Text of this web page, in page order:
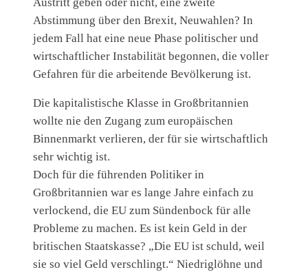
Abstimmung über den Brexit, Neuwahlen? In
jedem Fall hat eine neue Phase politischer und
wirtschaftlicher Instabilität begonnen, die voller
Gefahren für die arbeitende Bevölkerung ist.
Die kapitalistische Klasse in Großbritannien
wollte nie den Zugang zum europäischen
Binnenmarkt verlieren, der für sie wirtschaftlich
sehr wichtig ist.
Doch für die führenden Politiker in
Großbritannien war es lange Jahre einfach zu
verlockend, die EU zum Sündenbock für alle
Probleme zu machen. Es ist kein Geld in der
britischen Staatskasse? „Die EU ist schuld, weil
sie so viel Geld verschlingt.“ Niedriglöhne und